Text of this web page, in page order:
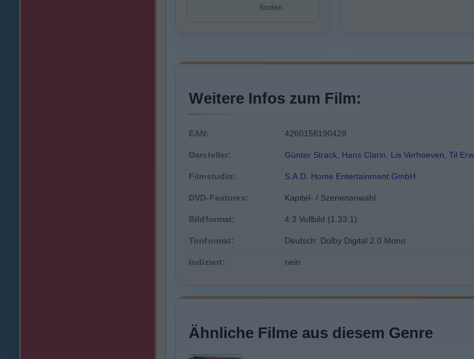
finden
Weitere Infos zum Film:
EAN: 4260158190428
Darsteller: Günter Strack Hans Clarin Lis Verhoeven Til
Filmstudio: S.A.D. Home Entertainment GmbH
DVD-Features: Kapitel- / Szenenanwahl
Bildformat: 4:3 Vollbild (1.33:1)
Tonformat: Deutsch: Dolby Digital 2.0 Mono
Indiziert: nein
Ähnliche Filme aus diesem Genre